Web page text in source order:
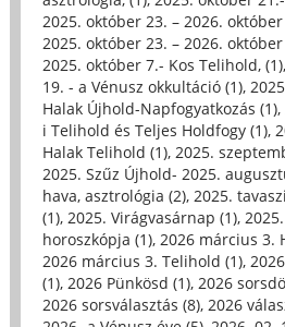
2025. október 23. – 2026.
2025. október 23. – 2026.
2025. október 7.- Kos Telihold, (1),
19. - a Vénusz okkultáció (1),
Halak Újhold-Napfogyatkozás (1),
i Telihold és Teljes Holdfogy (1),
Halak Telihold (1), 2025.
2025. Szűz Újhold- 2025.
hava, asztrológia (2), 2025.
(1), 2025. Virágvasárnap (1),
horoszkópja (1), 2026 március 3.
2026 március 3. Telihold (1),
(1), 2026 Pünkösd (1), 2026
2026 sorsválasztás (8), 2026